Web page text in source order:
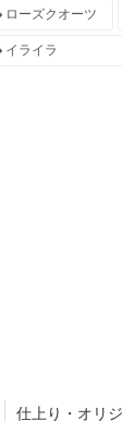
ローズクオーツ
イライラ
仕上り・オリ